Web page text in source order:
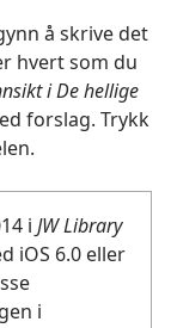
å skrive det
hvert som du
i De hellige
forslag. Trykk
i JW Library
iOS 6.0 eller
i